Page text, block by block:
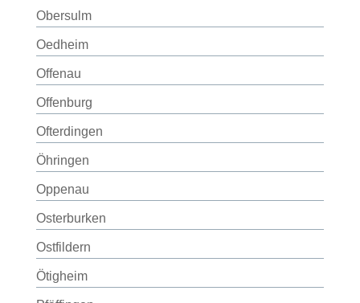
Obersulm
Oedheim
Offenau
Offenburg
Ofterdingen
Öhringen
Oppenau
Osterburken
Ostfildern
Ötigheim